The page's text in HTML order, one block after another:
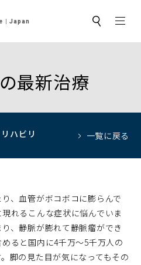
Japan サ
ト
の最新治療
ハビリ 一覧に戻る
、血管がボコボコに膨らんで
れるこんな症状に悩んでいま
、静脈が膨れて静脈瘤ができ
ると国内に4千万～5千万人の
脚の見た目が気になってもその